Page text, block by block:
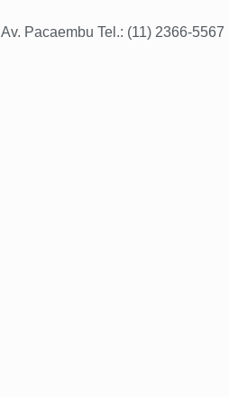
Av. Pacaembu Tel.: (11) 2366-5567